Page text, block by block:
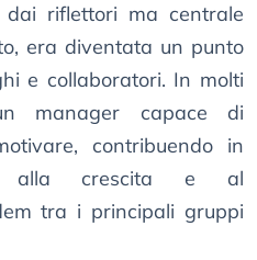
riflettori ma centrale
era diventata un punto
e collaboratori. In molti
manager capace di
contribuendo in
alla crescita e al
tra i principali gruppi